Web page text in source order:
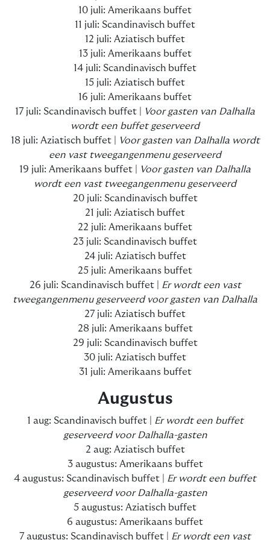
10 juli: Amerikaans buffet
11 juli: Scandinavisch buffet
12 juli: Aziatisch buffet
13 juli: Amerikaans buffet
14 juli: Scandinavisch buffet
15 juli: Aziatisch buffet
16 juli: Amerikaans buffet
17 juli: Scandinavisch buffet |
Voor gasten van Dalhalla
wordt een buffet geserveerd
18 juli: Aziatisch buffet |
Voor gasten van Dalhalla wordt
een vast tweegangenmenu geserveerd
19 juli: Amerikaans buffet |
Voor gasten van Dalhalla
wordt een vast tweegangenmenu geserveerd
20 juli: Scandinavisch buffet
21 juli: Aziatisch buffet
22 juli: Amerikaans buffet
23 juli: Scandinavisch buffet
24 juli: Aziatisch buffet
25 juli: Amerikaans buffet
26 juli: Scandinavisch buffet |
Er wordt een vast
tweegangenmenu geserveerd voor gasten van Dalhalla
27 juli: Aziatisch buffet
28 juli: Amerikaans buffet
29 juli: Scandinavisch buffet
30 juli: Aziatisch buffet
31 juli: Amerikaans buffet
Augustus
1 aug: Scandinavisch buffet |
Er wordt een buffet
geserveerd voor Dalhalla-gasten
2 aug: Aziatisch buffet
3 augustus: Amerikaans buffet
4 augustus: Scandinavisch buffet |
Er wordt een buffet
geserveerd voor Dalhalla-gasten
5 augustus: Aziatisch buffet
6 augustus: Amerikaans buffet
7 augustus: Scandinavisch buffet |
Er wordt een vast